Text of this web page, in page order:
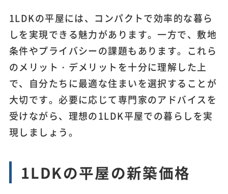
1LDKの平屋には、コンパクトで効率的な暮ら
しを実現できる魅力があります。一方で、敷地
条件やプライバシーの課題もあります。これら
のメリット・デメリットを十分に理解した上
で、自分たちに最適な住まいを選択することが
大切です。必要に応じて専門家のアドバイスを
受けながら、理想の1LDK平屋での暮らしを実
現しましょう。
1LDKの平屋の新築価格